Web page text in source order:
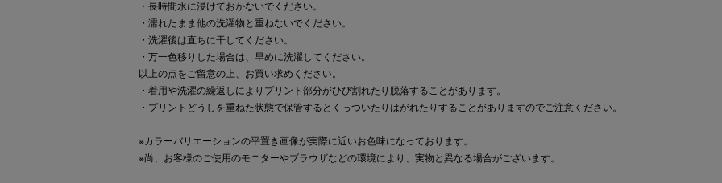
・長時間水に浸けておかないでください。
・濡れたまま他の洗濯物と重ねないでください。
・洗濯後は直ちに干してください。
・万一色移りした場合は、早めに洗濯してください。
以上の点をご留意の上、お買い求めください。
・着用や洗濯の繰返しによりプリント部分がひび割れたり脱落することがあります。
・プリントどうしを重ねた状態で保管するとくっついたりはがれたりすることがありますのでご注意ください。
※カラーバリエーションの平置き画像が実際に近いお色味になっております。
※尚、お客様のご使用のモニターやブラウザなどの環境により、実物と異なる場合がございます。